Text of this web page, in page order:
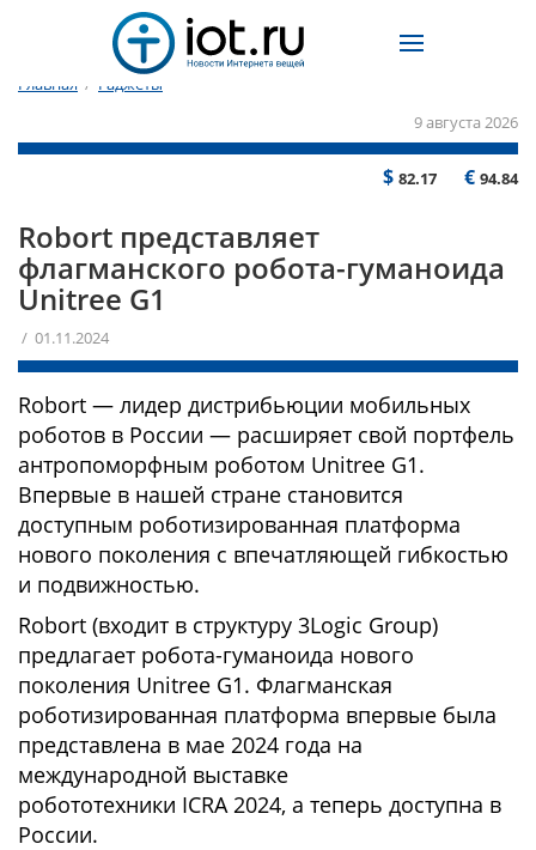
Главная / Гаджеты
9 августа 2026
$ 82.17 € 94.84
Robort представляет
флагманского робота-гуманоида
Unitree G1
/ 01.11.2024
Robort — лидер дистрибьюции мобильных
роботов в России — расширяет свой портфель
антропоморфным роботом Unitree G1.
Впервые в нашей стране становится
доступным роботизированная платформа
нового поколения с впечатляющей гибкостью
и подвижностью.
Robort (входит в структуру 3Logic Group)
предлагает робота-гуманоида нового
поколения Unitree G1. Флагманская
роботизированная платформа впервые была
представлена в мае 2024 года на
международной выставке
робототехники ICRA 2024, а теперь доступна в
России.